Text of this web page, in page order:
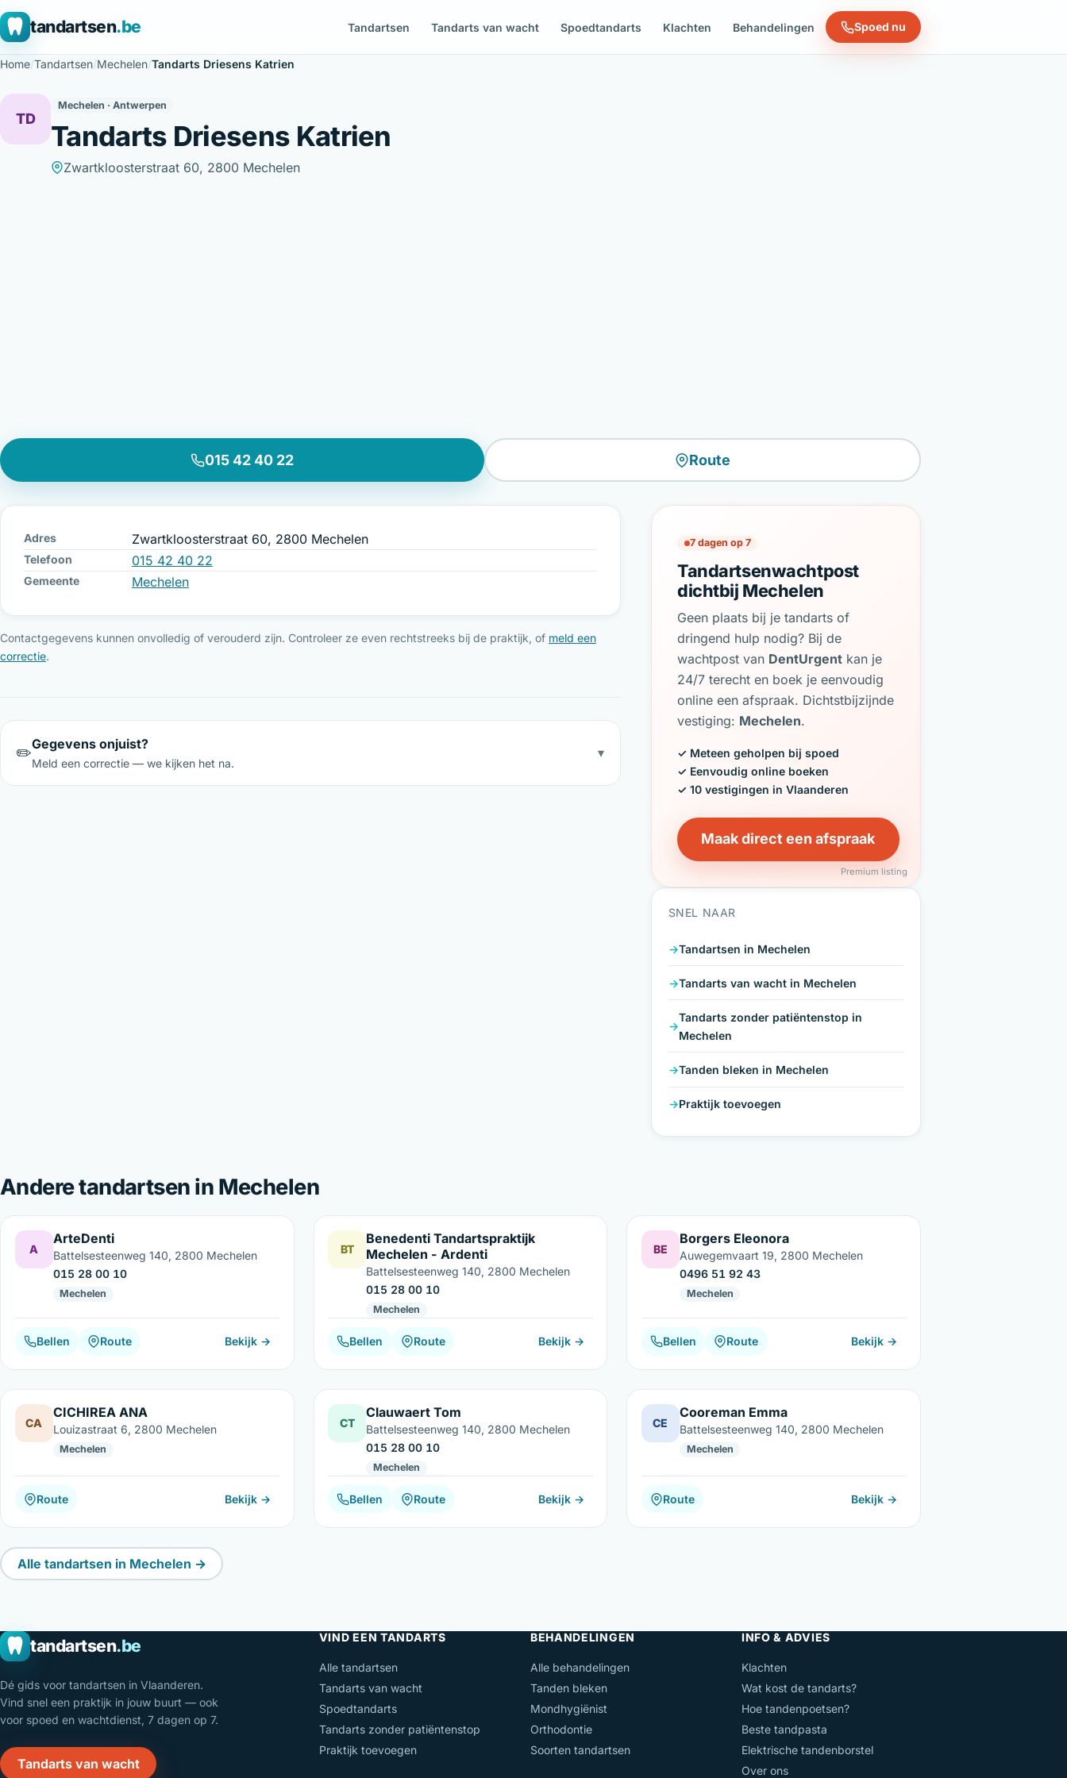
tandartsen.be Tandartsen Tandarts van wacht Spoedtandarts Klachten Behandelingen Spoed nu
Home/Tandartsen/Mechelen/Tandarts Driesens Katrien
TD
Mechelen · Antwerpen
Tandarts Driesens Katrien
Zwartkloosterstraat 60, 2800 Mechelen
015 42 40 22 Route
7 dagen op 7
Tandartsenwachtpost
dichtbij Mechelen
Geen plaats bij je tandarts of
dringend hulp nodig? Bij de
wachtpost van DentUrgent kan je
24/7 terecht en boek je eenvoudig
online een afspraak. Dichtstbijzijnde
vestiging: Mechelen.
✓ Meteen geholpen bij spoed
✓ Eenvoudig online boeken
✓ 10 vestigingen in Vlaanderen
Maak direct een afspraak
Premium listing
SNEL NAAR
Tandartsen in Mechelen
Tandarts van wacht in Mechelen
Tandarts zonder patiëntenstop in
Mechelen
Tanden bleken in Mechelen
Praktijk toevoegen
Adres Zwartkloosterstraat 60, 2800 Mechelen
Telefoon 015 42 40 22
Gemeente Mechelen
Contactgegevens kunnen onvolledig of verouderd zijn. Controleer ze even rechtstreeks bij de praktijk, of meld een
correctie.
✏️Gegevens onjuist?
Meld een correctie — we kijken het na.
▾
Andere tandartsen in Mechelen
A
ArteDenti
Battelsesteenweg 140, 2800 Mechelen
015 28 00 10
Mechelen
Bellen Route Bekijk →
BT
Benedenti Tandartspraktijk
Mechelen - Ardenti
Battelsesteenweg 140, 2800 Mechelen
015 28 00 10
Mechelen
Bellen Route Bekijk →
BE
Borgers Eleonora
Auwegemvaart 19, 2800 Mechelen
0496 51 92 43
Mechelen
Bellen Route Bekijk →
CA
CICHIREA ANA
Louizastraat 6, 2800 Mechelen
Mechelen
Route Bekijk →
CT
Clauwaert Tom
Battelsesteenweg 140, 2800 Mechelen
015 28 00 10
Mechelen
Bellen Route Bekijk →
CE
Cooreman Emma
Battelsesteenweg 140, 2800 Mechelen
Mechelen
Route Bekijk →
Alle tandartsen in Mechelen →
tandartsen.be
Dé gids voor tandartsen in Vlaanderen.
Vind snel een praktijk in jouw buurt — ook
voor spoed en wachtdienst, 7 dagen op 7.
Tandarts van wacht
VIND EEN TANDARTS
Alle tandartsen
Tandarts van wacht
Spoedtandarts
Tandarts zonder patiëntenstop
Praktijk toevoegen
BEHANDELINGEN
Alle behandelingen
Tanden bleken
Mondhygiënist
Orthodontie
Soorten tandartsen
INFO & ADVIES
Klachten
Wat kost de tandarts?
Hoe tandenpoetsen?
Beste tandpasta
Elektrische tandenborstel
Over ons